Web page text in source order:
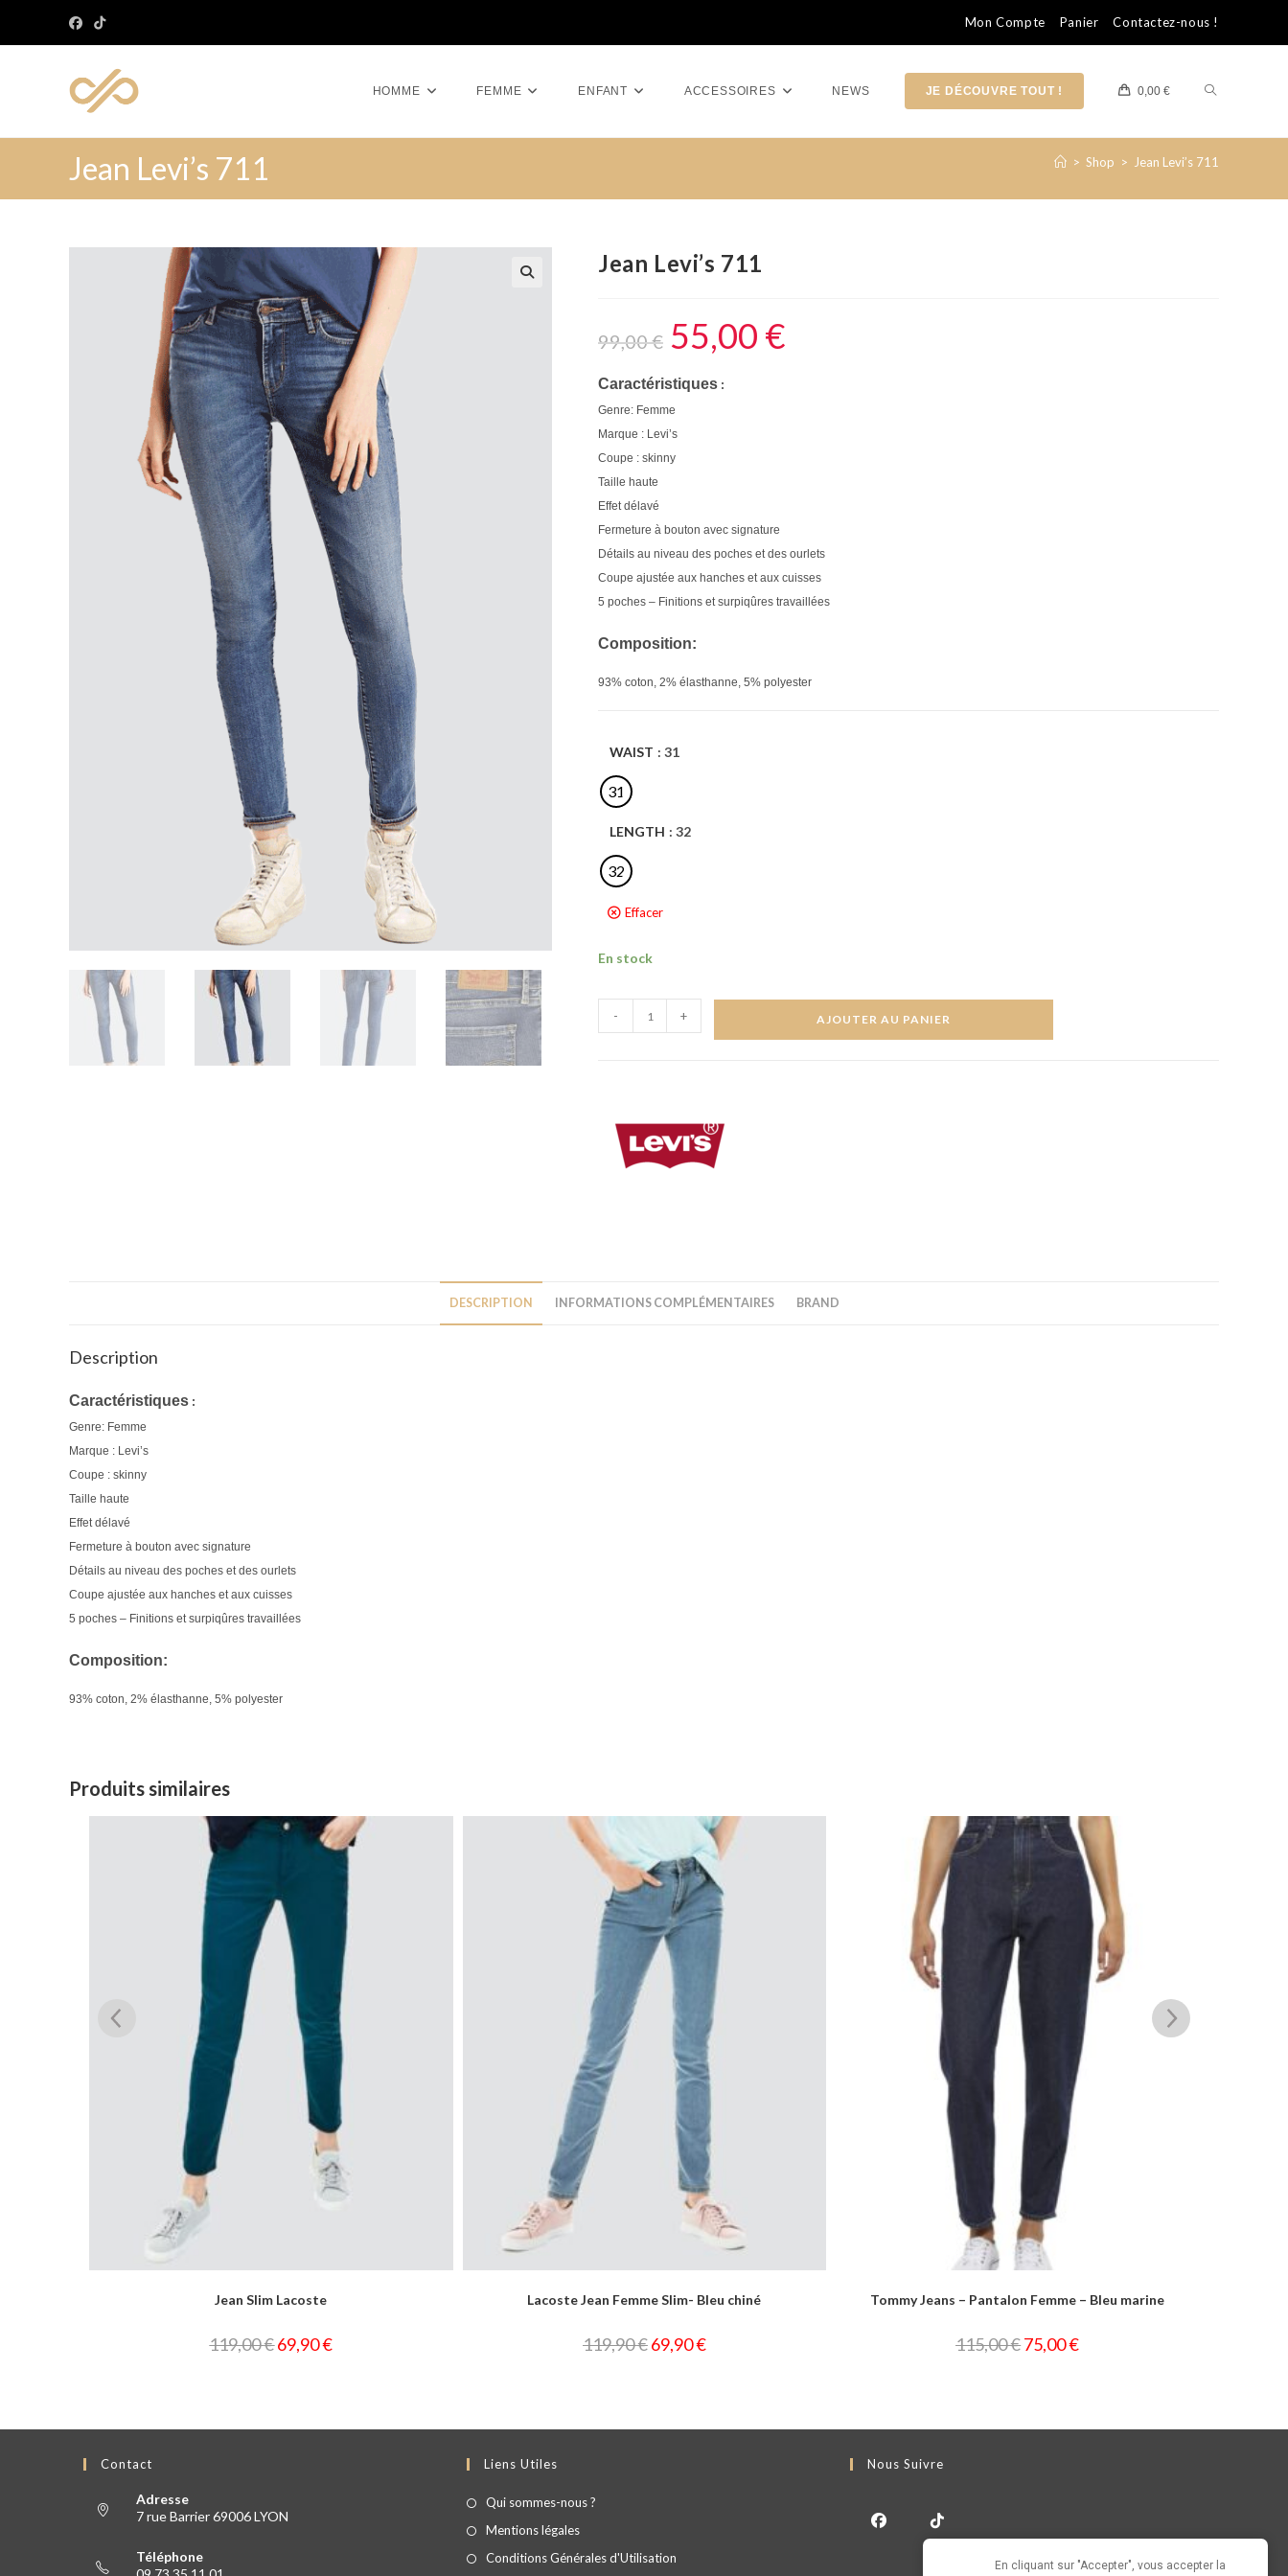
Mon Compte Panier Contactez-nous !
HOMME FEMME ENFANT ACCESSOIRES NEWS JE DÉCOUVRE TOUT ! 0,00 €
Jean Levi’s 711 > Shop > Jean Levi’s 711
Jean Levi’s 711
99,00€ 55,00 €
Caractéristiques :
Genre: Femme
Marque : Levi’s
Coupe : skinny
Taille haute
Effet délavé
Fermeture à bouton avec signature
Détails au niveau des poches et des ourlets
Coupe ajustée aux hanches et aux cuisses
5 poches – Finitions et surpiqûres travaillées
Composition:
93% coton, 2% élasthanne, 5% polyester
WAIST : 31
31
LENGTH : 32
32
Effacer
En stock
- + AJOUTER AU PANIER
DESCRIPTION INFORMATIONS COMPLÉMENTAIRES BRAND
Description
Caractéristiques :
Genre: Femme
Marque : Levi’s
Coupe : skinny
Taille haute
Effet délavé
Fermeture à bouton avec signature
Détails au niveau des poches et des ourlets
Coupe ajustée aux hanches et aux cuisses
5 poches – Finitions et surpiqûres travaillées
Composition:
93% coton, 2% élasthanne, 5% polyester
Produits similaires
Jean Slim Lacoste
119,00€69,90€
Lacoste Jean Femme Slim- Bleu chiné
119,90€69,90€
Tommy Jeans – Pantalon Femme – Bleu marine
115,00€75,00€
Contact
Adresse
7 rue Barrier 69006 LYON
Téléphone
Liens Utiles
Qui sommes-nous ?
Mentions légales
Conditions Générales d'Utilisation
Nous Suivre
En cliquant sur "Accepter", vous accepter la